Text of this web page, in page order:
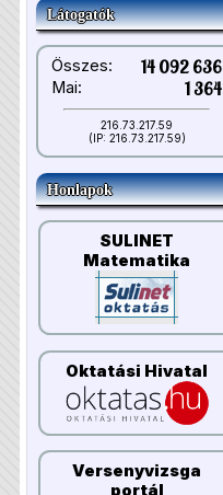
Látogatók
Összes: 14 092 636
Mai: 1 364
216.73.217.59
(IP: 216.73.217.59)
Honlapok
SULINET
Matematika
Oktatási Hivatal
Versenyvizsga
portál